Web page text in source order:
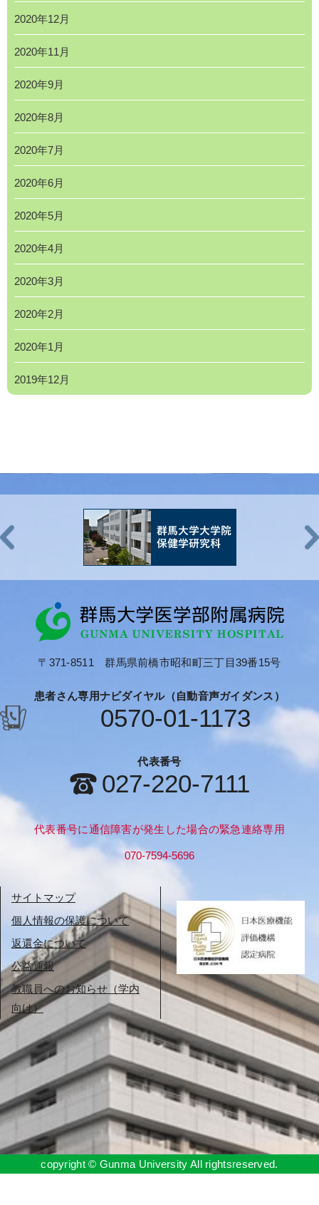
2020年12月
2020年11月
2020年9月
2020年8月
2020年7月
2020年6月
2020年5月
2020年4月
2020年3月
2020年2月
2020年1月
2019年12月
〒371-8511 群馬県前橋市昭和町三丁目39番15号
患者さん専用ナビダイヤル（自動音声ガイダンス）
0570-01-1173
代表番号
027-220-7111
代表番号に通信障害が発生した場合の緊急連絡専用
070-7594-5696
サイトマップ
個人情報の保護について
返還金について
公益通報
教職員へのお知らせ（学内
向け）
copyright © Gunma University All rightsreserved.